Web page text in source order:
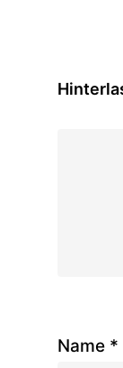
Name *